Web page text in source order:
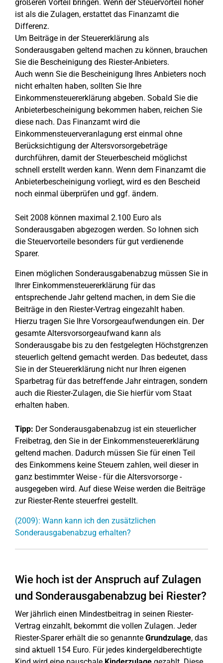
größeren Vorteil bringen. Wenn der Steuervorteil höher
ist als die Zulagen, erstattet das Finanzamt die
Differenz.
Um Beiträge in der Steuererklärung als
Sonderausgaben geltend machen zu können, brauchen
Sie die Bescheinigung des Riester-Anbieters.
Auch wenn Sie die Bescheinigung Ihres Anbieters noch
nicht erhalten haben, sollten Sie Ihre
Einkommensteuererklärung abgeben. Sobald Sie die
Anbieterbescheinigung bekommen haben, reichen Sie
diese nach. Das Finanzamt wird die
Einkommensteuerveranlagung erst einmal ohne
Berücksichtigung der Altersvorsorgebeträge
durchführen, damit der Steuerbescheid möglichst
schnell erstellt werden kann. Wenn dem Finanzamt die
Anbieterbescheinigung vorliegt, wird es den Bescheid
noch einmal überprüfen und ggf. ändern.
Seit 2008 können maximal 2.100 Euro als
Sonderausgaben abgezogen werden. So lohnen sich
die Steuervorteile besonders für gut verdienende
Sparer.
Einen möglichen Sonderausgabenabzug müssen Sie in
Ihrer Einkommensteuererklärung für das
entsprechende Jahr geltend machen, in dem Sie die
Beiträge in den Riester-Vertrag eingezahlt haben.
Hierzu tragen Sie Ihre Vorsorgeaufwendungen ein. Der
gesamte Altersvorsorgeaufwand kann als
Sonderausgabe bis zu den festgelegten Höchstgrenzen
steuerlich geltend gemacht werden. Das bedeutet, dass
Sie in der Steuererklärung nicht nur Ihren eigenen
Sparbetrag für das betreffende Jahr eintragen, sondern
auch die Riester-Zulagen, die Sie hierfür vom Staat
erhalten haben.
Tipp: Der Sonderausgabenabzug ist ein steuerlicher
Freibetrag, den Sie in der Einkommensteuererklärung
geltend machen. Dadurch müssen Sie für einen Teil
des Einkommens keine Steuern zahlen, weil dieser in
ganz bestimmter Weise - für die Altersvorsorge -
ausgegeben wird. Auf diese Weise werden die Beiträge
zur Riester-Rente steuerfrei gestellt.
(2009): Wann kann ich den zusätzlichen
Sonderausgabenabzug erhalten?
Wie hoch ist der Anspruch auf Zulagen
und Sonderausgabenabzug bei Riester?
Wer jährlich einen Mindestbeitrag in seinen Riester-
Vertrag einzahlt, bekommt die vollen Zulagen. Jeder
Riester-Sparer erhält die so genannte Grundzulage, das
sind aktuell 154 Euro. Für jedes kindergeldberechtigte